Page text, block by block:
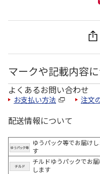
マークや記載内容
よくあるお問い合わせ
お支払い方法 注文
配送情報について
ゆうパック等でお届けし
す
チルドゆうパックでお届
します